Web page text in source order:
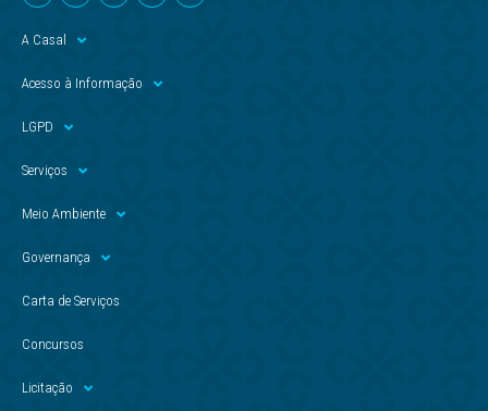
A Casal
Acesso à Informação
LGPD
Serviços
Meio Ambiente
Governança
Carta de Serviços
Concursos
Licitação